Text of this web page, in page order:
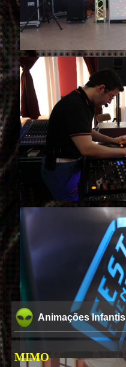
Animações Infantis
MIMO